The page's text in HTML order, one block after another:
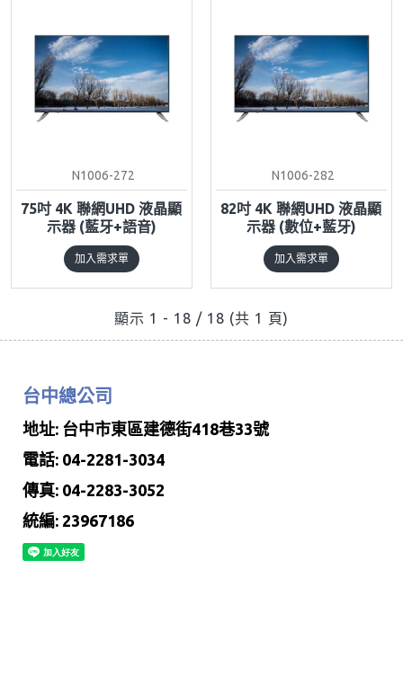
N1006-272
75吋 4K 聯網UHD 液晶顯
示器 (藍牙+語音)
加入需求單
N1006-282
82吋 4K 聯網UHD 液晶顯
示器 (數位+藍牙)
加入需求單
顯示 1 - 18 / 18 (共 1 頁)
台中總公司
地址: 台中市東區建德街418巷33號
電話: 04-2281-3034
傳真: 04-2283-3052
統編: 23967186